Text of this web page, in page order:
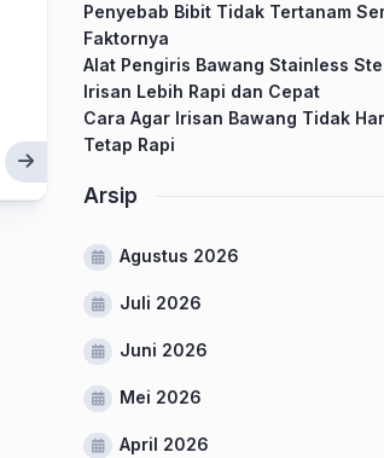
Penyebab Bibit Tidak Tertanam
Faktornya
Alat Pengiris Bawang Stainless
Irisan Lebih Rapi dan Cepat
Cara Agar Irisan Bawang Tidak
Tetap Rapi
Arsip
Agustus 2026
Juli 2026
Juni 2026
Mei 2026
April 2026